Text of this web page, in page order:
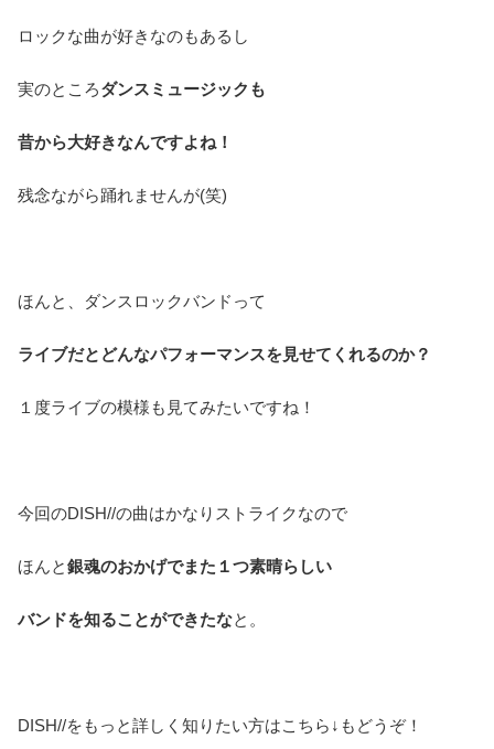
ロックな曲が好きなのもあるし
実のところダンスミュージックも
昔から大好きなんですよね！
残念ながら踊れませんが(笑)
ほんと、ダンスロックバンドって
ライブだとどんなパフォーマンスを見せてくれるのか？
１度ライブの模様も見てみたいですね！
今回のDISH//の曲はかなりストライクなので
ほんと銀魂のおかげでまた１つ素晴らしい
バンドを知ることができたなと。
DISH//をもっと詳しく知りたい方はこちら↓もどうぞ！